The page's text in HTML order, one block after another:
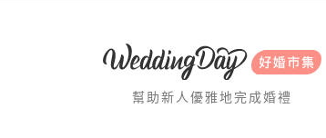
幫助新人優雅地完成婚禮